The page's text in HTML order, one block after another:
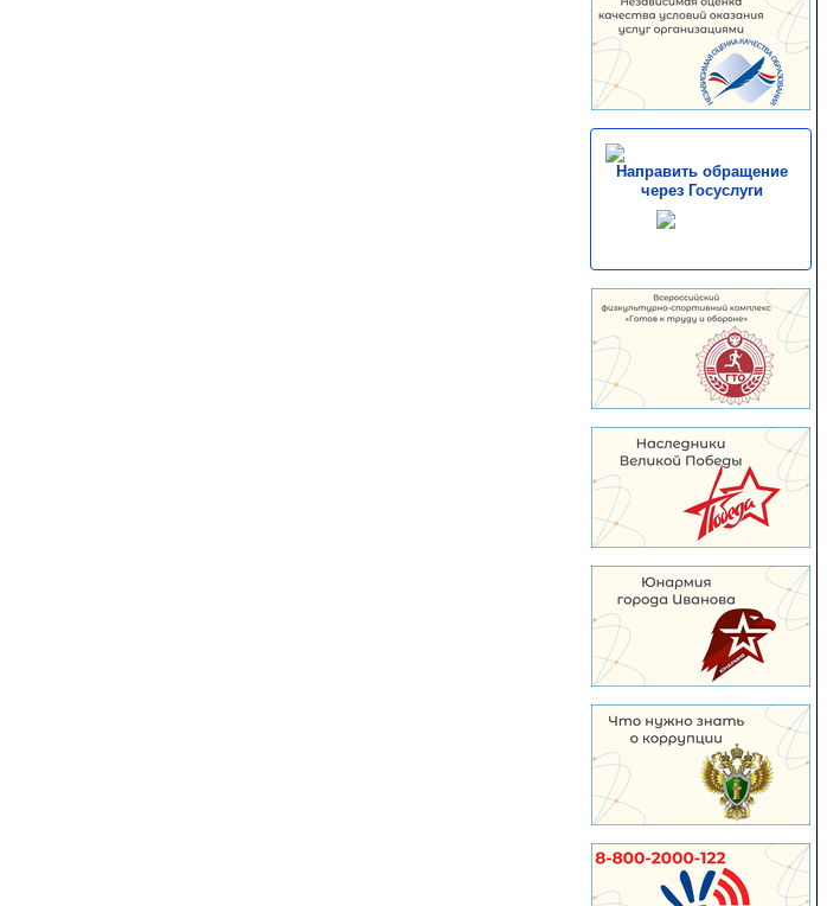
Направить обращение
через Госуслуги